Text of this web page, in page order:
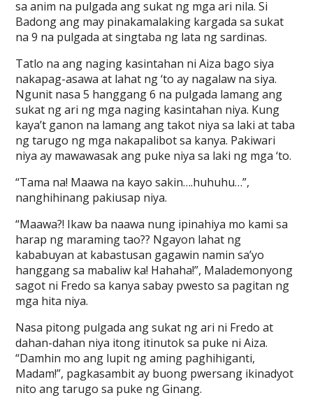
sa anim na pulgada ang sukat ng mga ari nila. Si
Badong ang may pinakamalaking kargada sa sukat
na 9 na pulgada at singtaba ng lata ng sardinas.
Tatlo na ang naging kasintahan ni Aiza bago siya
nakapag-asawa at lahat ng ‘to ay nagalaw na siya.
Ngunit nasa 5 hanggang 6 na pulgada lamang ang
sukat ng ari ng mga naging kasintahan niya. Kung
kaya’t ganon na lamang ang takot niya sa laki at taba
ng tarugo ng mga nakapalibot sa kanya. Pakiwari
niya ay mawawasak ang puke niya sa laki ng mga ‘to.
“Tama na! Maawa na kayo sakin….huhuhu…”,
nanghihinang pakiusap niya.
“Maawa?! Ikaw ba naawa nung ipinahiya mo kami sa
harap ng maraming tao?? Ngayon lahat ng
kababuyan at kabastusan gagawin namin sa’yo
hanggang sa mabaliw ka! Hahaha!”, Malademonyong
sagot ni Fredo sa kanya sabay pwesto sa pagitan ng
mga hita niya.
Nasa pitong pulgada ang sukat ng ari ni Fredo at
dahan-dahan niya itong itinutok sa puke ni Aiza.
“Damhin mo ang lupit ng aming paghihiganti,
Madam!”, pagkasambit ay buong pwersang ikinadyot
nito ang tarugo sa puke ng Ginang.